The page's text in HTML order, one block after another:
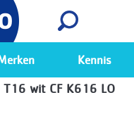
Bekijk
Kennis
wit CF K616 LO